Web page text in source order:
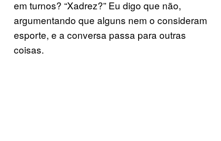
em turnos? “Xadrez?” Eu digo que não,
argumentando que alguns nem o consideram
esporte, e a conversa passa para outras
coisas.